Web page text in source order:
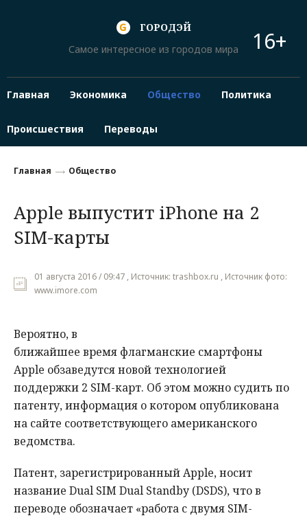
ГОРОДЭЙ
Самое интересное из городов мира
16+
Главная Экономика Общество Политика
Происшествия Переводы
Главная Общество
Apple выпустит iPhone на 2
SIM-карты
01 августа 2016 / 09:47 , Источник: trashbox.ru , Источник фото:
www.imore.com
Вероятно, в
ближайшее время флагманские смартфоны
Apple обзаведутся новой технологией
поддержки 2 SIM-карт. Об этом можно судить по
патенту, информация о котором опубликована
на сайте соответствующего американского
ведомства.
Патент, зарегистрированный Apple, носит
название Dual SIM Dual Standby (DSDS), что в
переводе обозначает «работа с двумя SIM-